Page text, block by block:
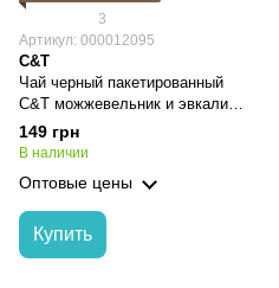
3
Артикул: 000012095
C&T
Чай черный пакетированный
C&T можжевельник и эвкалипт
(20шт*2,3г)
149 грн
В наличии
Оптовые цены
Купить